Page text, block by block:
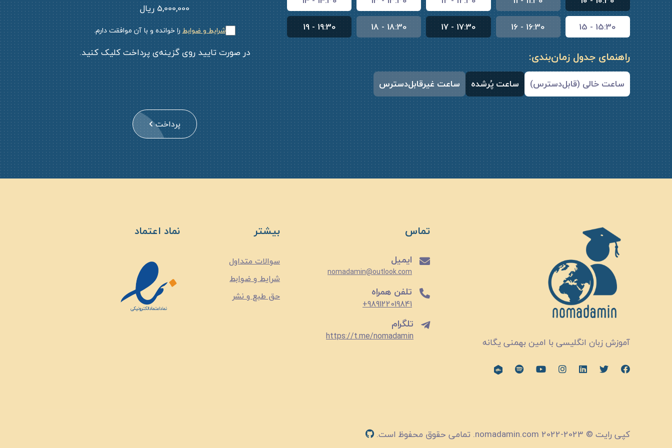
15 - 15:30
16 - 16:30
17 - 17:30
18 - 18:30
19 - 19:30
راهنمای جدول زمان‌بندی:
ساعت خالی (قابل‌دسترس) ساعت پُرشده ساعت غیرقابل‌دسترس
5,000,000 ریال
شرایط و ضوابطرا خوانده و با آن موافقت دارم.
در صورت تایید روی گزینه‌ی پرداخت کلیک کنید.
پرداخت
آموزش زبان انگلیسی با امین بهمنی یگانه
تماس
ایمیل
nomadamin@outlook.com
تلفن همراه
989122019841+
تلگرام
https://t.me/nomadamin
بیشتر
سوالات متداول
شرایط و ضوابط
حق طبع و نشر
نماد اعتماد
کپی رایت © 2023-2022 nomadamin.com. تمامی حقوق محفوظ است.